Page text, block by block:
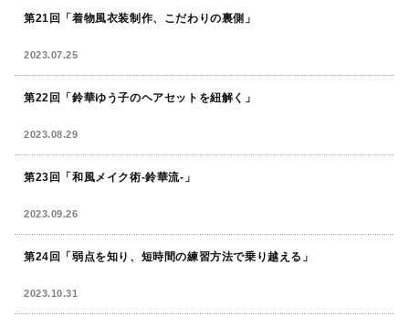
第21回「着物風衣装制作、こだわりの裏側」
2023.07.25
第22回「鈴華ゆう子のヘアセットを紐解く」
2023.08.29
第23回「和風メイク術-鈴華流-」
2023.09.26
第24回「弱点を知り、短時間の練習方法で乗り越える」
2023.10.31